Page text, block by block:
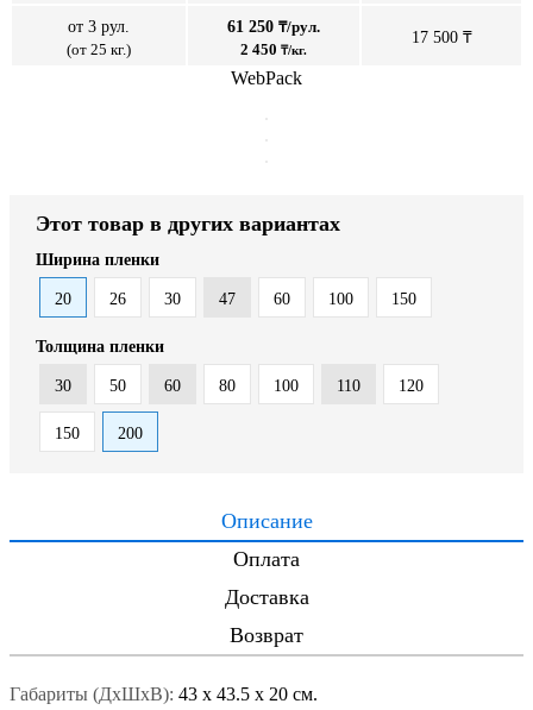
от 3 рул.
(от 25 кг.)
61 250 ₸/рул.
2 450 ₸/кг.
17 500 ₸
WebPack
Этот товар в других вариантах
Ширина пленки
20 26 30 47 60 100 150
Толщина пленки
30 50 60 80 100 110 120
150 200
Описание
Оплата
Доставка
Возврат
Габариты (ДxШxВ): 43 x 43.5 x 20 см.